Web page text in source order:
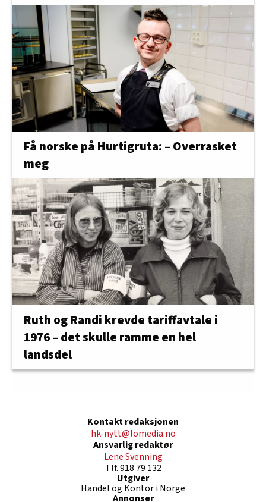
Få norske på Hurtigruta: – Overrasket
meg
Ruth og Randi krevde tariffavtale i
1976 – det skulle ramme en hel
landsdel
Kontakt redaksjonen
hk-nytt@lomedia.no
Ansvarlig redaktør
Lene Svenning
Tlf. 918 79 132
Utgiver
Handel og Kontor i Norge
Annonser